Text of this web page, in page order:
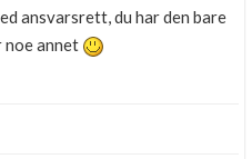
ansvarsrett, du har den bare
noe annet